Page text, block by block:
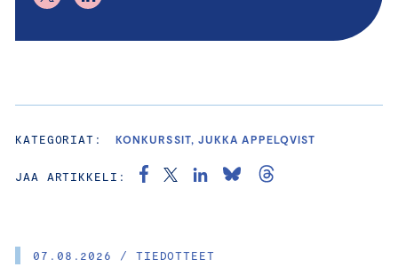
07.08.2026 / TIEDOTTEET
KATEGORIAT: KONKURSSIT, JUKKA APPELQVIST
JAA ARTIKKELI: